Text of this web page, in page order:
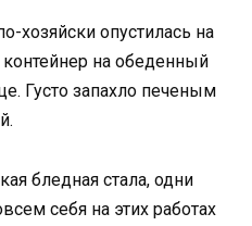
хозяйски опустилась на
контейнер на обеденный
Густо запахло печеным
бледная стала, одни
себя на этих работах